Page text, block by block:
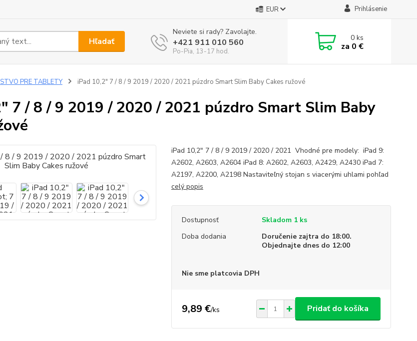
EUR Prihlásenie
Hľadať
Neviete si rady? Zavolajte.
+421 911 010 560
Po-Pia, 13-17 hod.
0ks
za 0 €
PRE TABLETY iPad 10,2" 7 / 8 / 9 2019 / 2020 / 2021 púzdro Smart Slim Baby Cakes ružové
7 / 8 / 9 2019 / 2020 / 2021 púzdro Smart Slim Baby
iPad 10,2" 7 / 8 / 9 2019 / 2020 / 2021 Vhodné pre modely: iPad 9:
A2602, A2603, A2604 iPad 8: A2602, A2603, A2429, A2430 iPad 7:
A2197, A2200, A2198 Nastaviteľný stojan s viacerými uhlami pohľad
celý popis
Dostupnosť
Skladom 1 ks
Doba dodania
Doručenie zajtra do 18:00.
Objednajte dnes do 12:00
Nie sme platcovia DPH
9,89 €/ks Pridať do košíka